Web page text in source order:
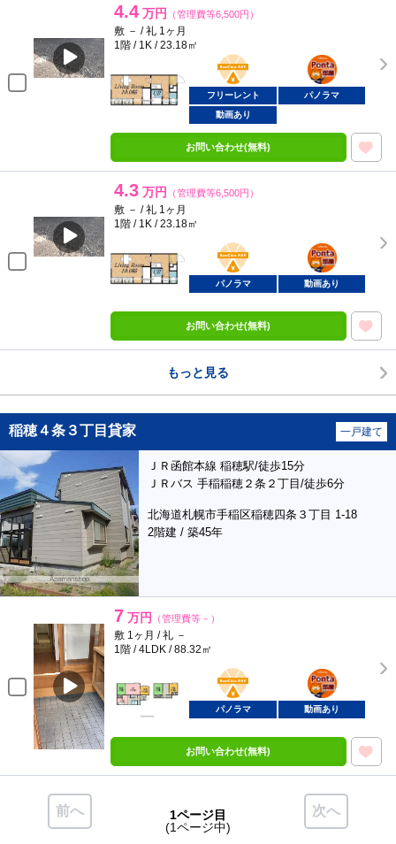
4.4 万円 （管理費等6,500円）
敷 － / 礼 1ヶ月
1階 / 1K / 23.18㎡
BunChinPAY
ポンタ
部屋
フリーレント
パノラマ
動画あり
お問い合わせ(無料)
4.3 万円 （管理費等6,500円）
敷 － / 礼 1ヶ月
1階 / 1K / 23.18㎡
BunChinPAY
ポンタ
部屋
パノラマ 動画あり
お問い合わせ(無料)
もっと見る
稲穂４条３丁目貸家 一戸建て
ＪＲ函館本線 稲穂駅/徒歩15分
ＪＲバス 手稲稲穂２条２丁目/徒歩6分
北海道札幌市手稲区稲穂四条３丁目 1-18
2階建 / 築45年
7 万円 （管理費等－）
敷 1ヶ月 / 礼 －
1階 / 4LDK / 88.32㎡
BunChinPAY
ポンタ
部屋
パノラマ 動画あり
お問い合わせ(無料)
前へ 次へ
1ページ目
(1ページ中)